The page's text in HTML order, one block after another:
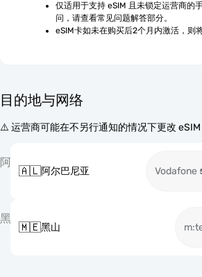
仅适用于支持 eSIM 且未锁定运营商的
问，请查看常见问题解答部分。
eSIM卡如未在购买后2个月内激活，则将
目的地与网络
⚠️ 运营商可能在不另行通知的情况下更改 eSIM
阿
🇦🇱阿尔巴尼亚 Vodafone
黑
🇲🇪黑山